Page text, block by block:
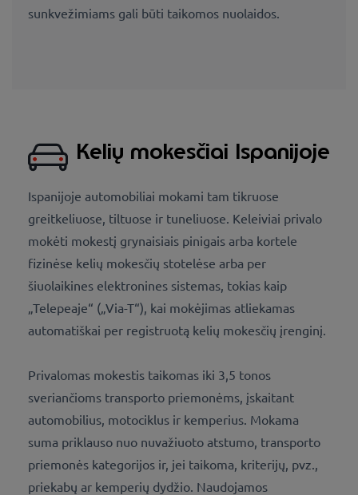
sunkvežimiams gali būti taikomos nuolaidos.
Kelių mokesčiai Ispanijoje
Ispanijoje automobiliai mokami tam tikruose
greitkeliuose, tiltuose ir tuneliuose. Keleiviai privalo
mokėti mokestį grynaisiais pinigais arba kortele
fizinėse kelių mokesčių stotelėse arba per
šiuolaikines elektronines sistemas, tokias kaip
„Telepeaje“ („Via-T“), kai mokėjimas atliekamas
automatiškai per registruotą kelių mokesčių įrenginį.
Privalomas mokestis taikomas iki 3,5 tonos
sveriančioms transporto priemonėms, įskaitant
automobilius, motociklus ir kemperius. Mokama
suma priklauso nuo nuvažiuoto atstumo, transporto
priemonės kategorijos ir, jei taikoma, kriterijų, pvz.,
priekabų ar kemperių dydžio. Naudojamos